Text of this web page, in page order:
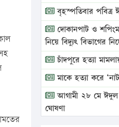
বৃহস্পতিবার
দোকানপাট ও
নিয়ে বিদ্যুৎ বিভাগের
চাঁদপুরে হত্যা
মাকে হত্যা করে
আগামী ২৮ মে
ঘোষণা